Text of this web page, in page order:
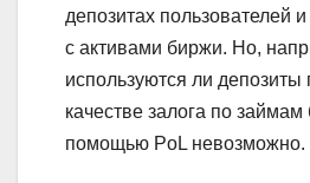
депозитах пользователей
с активами биржи. Но,
используются ли депозиты
качестве залога по
помощью PoL невозможно.